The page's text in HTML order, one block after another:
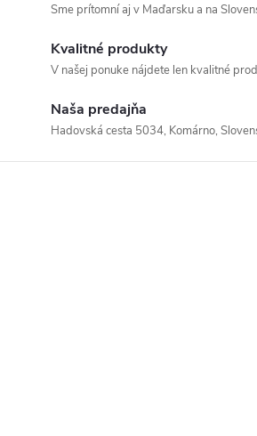
Sme prítomní aj v Maďarsku a na
Kvalitné produkty
V našej ponuke nájdete len kvalitné
Naša predajňa
Hadovská cesta 5034, Komárno,